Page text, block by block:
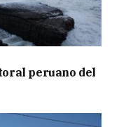
peruano del